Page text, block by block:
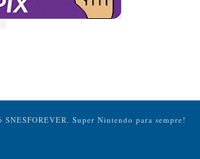
Super Nintendo para sempre!